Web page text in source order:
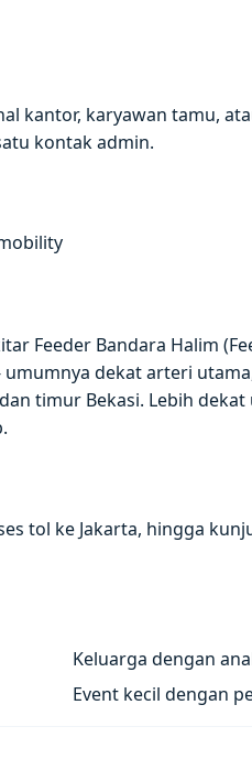
kantor, karyawan tamu,
kontak admin.
Feeder Bandara Halim
dekat arteri
timur Bekasi. Lebih
tol ke Jakarta, hingga
Keluarga dengan
Event kecil dengan